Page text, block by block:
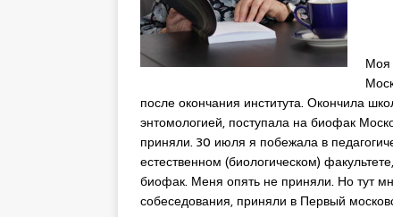
Моя
после окончания института. Окончила
энтомологией, поступала на биофак
приняли. 30 июля я побежала в
естественном (биологическом)
биофак. Меня опять не приняли. Но тут
собеседования, приняли в Первый